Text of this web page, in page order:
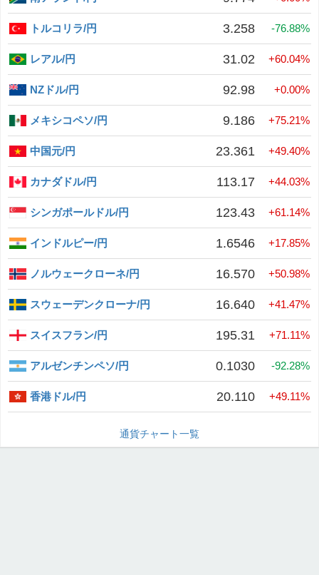
トルコリラ/円 3.258 -76.88%
レアル/円 31.02 +60.04%
NZドル/円 92.98 +0.00%
メキシコペソ/円 9.186 +75.21%
中国元/円 23.361 +49.40%
カナダドル/円 113.17 +44.03%
シンガポールドル/円 123.43 +61.14%
インドルピー/円 1.6546 +17.85%
ノルウェークローネ/円 16.570 +50.98%
スウェーデンクローナ/円 16.640 +41.47%
スイスフラン/円 195.31 +71.11%
アルゼンチンペソ/円 0.1030 -92.28%
香港ドル/円 20.110 +49.11%
通貨チャート一覧